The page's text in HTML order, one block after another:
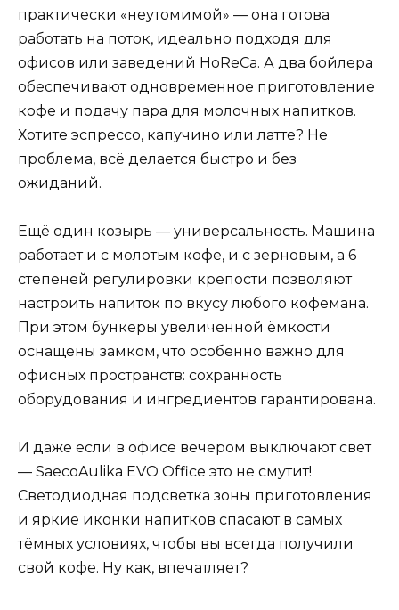
практически «неутомимой» — она готова
работать на поток, идеально подходя для
офисов или заведений HoReCa. А два бойлера
обеспечивают одновременное приготовление
кофе и подачу пара для молочных напитков.
Хотите эспрессо, капучино или латте? Не
проблема, всё делается быстро и без
ожиданий.
Ещё один козырь — универсальность. Машина
работает и с молотым кофе, и с зерновым, а 6
степеней регулировки крепости позволяют
настроить напиток по вкусу любого кофемана.
При этом бункеры увеличенной ёмкости
оснащены замком, что особенно важно для
офисных пространств: сохранность
оборудования и ингредиентов гарантирована.
И даже если в офисе вечером выключают свет
— SaecoAulika EVO Office это не смутит!
Светодиодная подсветка зоны приготовления
и яркие иконки напитков спасают в самых
тёмных условиях, чтобы вы всегда получили
свой кофе. Ну как, впечатляет?